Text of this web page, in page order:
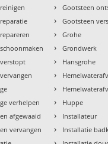
verhelpen
afgewaaid
vervangen
› Gootsteen
› Gootsteen
› Grohe
› Grondwerk
› Hansgrohe
›
›
› Huppe
› Installateur
› Installatie